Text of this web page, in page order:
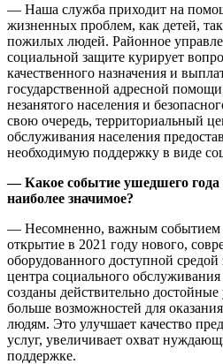
— Наша служба приходит на
жизненных проблем, как детей,
пожилых людей. Районное
социальной защите курирует
качественного назначения и
государственной адресной
незанятого населения и
свою очередь, территориальный
обслуживания населения
необходимую поддержку в виде
— Какое событие ушедшего
наиболее значимое?
— Несомненно, важным событием
открытие в 2021 году нового,
оборудованного доступной средой
центра социального
созданы действительно
больше возможностей для
людям. Это улучшает качество
услуг, увеличивает охват
поддержке.